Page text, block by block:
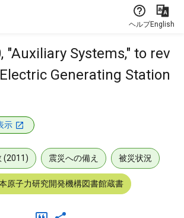
ヘルプEnglish
"Auxiliary Systems," to rev
Generating Station
示
(2011) 震災への備え 被災状況
原子力研究開発機構図書館蔵書